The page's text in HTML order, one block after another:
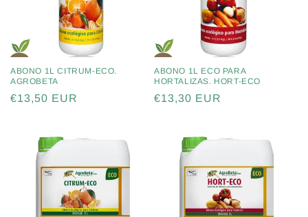
ABONO 1L CITRUM-ECO.
AGROBETA
Precio
€13,50 EUR
ABONO 1L ECO PARA
HORTALIZAS. HORT-ECO
Precio
€13,30 EUR